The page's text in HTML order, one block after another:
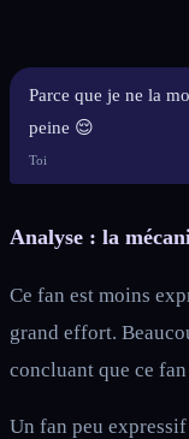
Parce que je ne la
peine 😌
Toi
Analyse : la
Ce fan est moins
grand effort.
concluant que ce
Un fan peu